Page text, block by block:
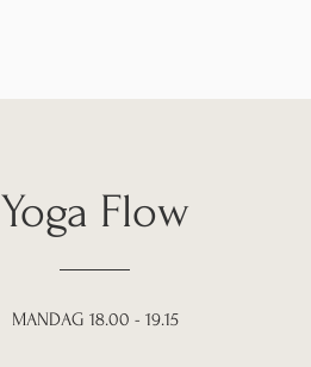
Yoga Flow
MANDAG 18.00 - 19.15